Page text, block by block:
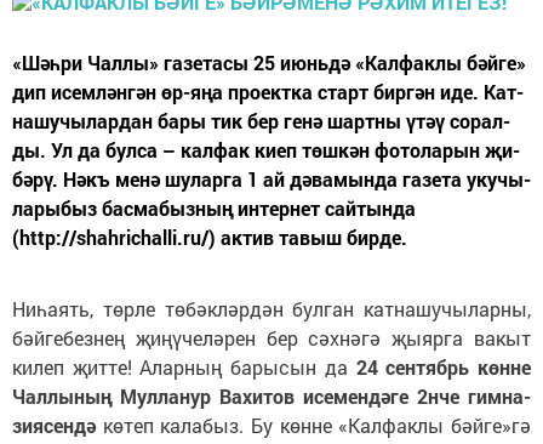
«Шәһ­ри Чал­лы» га­зе­та­сы 25 июнь­дә «Кал­фак­лы бәй­ге»
дип исем­лән­гән өр-яңа про­ект­ка старт бир­гән иде. Кат­
на­шу­чы­лар­дан ба­ры тик бер ге­нә шарт­ны үтәү со­рал­
ды. Ул да бул­са – кал­фак ки­еп төш­кән фо­то­ла­рын җи­
бә­рү. Нәкъ ме­нә шу­лар­га 1 ай дә­ва­мын­да га­зе­та уку­чы­
ла­ры­быз бас­ма­быз­ның ин­тер­нет сай­тын­да
(http://shahrichalli.ru/) ак­тив та­выш бир­де.
Ни­һа­ять, төр­ле тө­бәк­ләр­дән бул­ган кат­на­шу­чы­лар­ны,
бәй­ге­без­нең җи­ңү­че­лә­рен бер сәх­нә­гә җы­яр­га ва­кыт
ки­леп җит­те! Алар­ның ба­ры­сын да 24 сен­тябрь көн­не
Чал­лы­ның Мул­ла­нур Ва­хи­тов исе­мен­дә­ге 2нче гим­на­
зи­я­сен­дәкө­теп ка­ла­быз. Бу көн­не «Кал­фак­лы бәй­ге»гә